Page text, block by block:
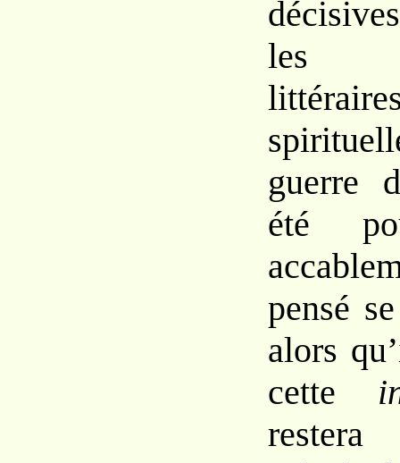
les
guerre
été
pensé
alors
cette